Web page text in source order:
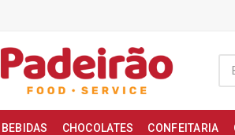
BEBIDAS CHOCOLATES CONFEITARIA